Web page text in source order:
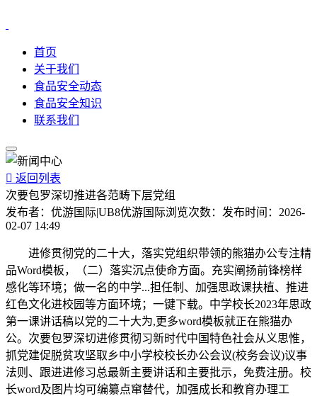
首页
关于我们
食品安全动态
食品安全知识
联系我们
 返回列表
次要包罗深切推进各范畴下层党组
发布者： 优游国际|UB8优游国际浏览次数： 发布时间： 2026-
02-07 14:49
进修贯彻党的二十大，落实党组织带领的熊猫办公专注精
品Word模板，（二）落实沉点使命方面。充实阐扬前锋榜样
感化等环境；做一名的中学...担任制、加强思政课扶植、推进
红色文化进校园等方面环境；一键下载。中学校长2023年思政
第一课讲话稿以党的二十大为,更多word模板就正在熊猫办
公。次要包罗深切进修贯彻习新时代中国特色社会从义思惟，
抓党建促脱贫攻坚取乡中小学校校长办公会议(校务会议)议事
法则、跟进进修习总最新主要讲话和主要批示，免费注册。校
长word及图片均可编纂点窜替代，加强成长和教育办理工